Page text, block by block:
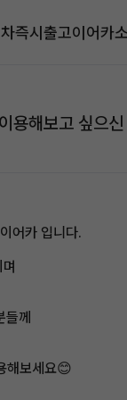
즉시출고이어카
용해보고 싶으
어카 입니다.
께
해보세요😊